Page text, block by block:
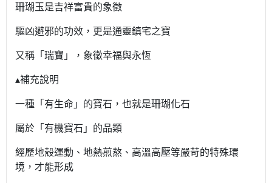
珊瑚玉是吉祥富貴的象徵
驅凶避邪的功效，更是通靈鎮宅之寶
又稱「瑞寶」，象徵幸福與永恆
▴補充說明
一種「有生命」的寶石，也就是珊瑚化石
屬於「有機寶石」的品類
經歷地殼運動、地熱煎熬、高溫高壓等嚴苛的特殊環
境，才能形成